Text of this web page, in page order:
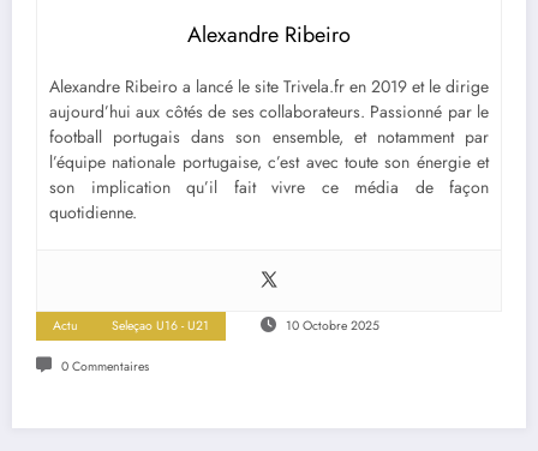
Alexandre Ribeiro
Alexandre Ribeiro a lancé le site Trivela.fr en 2019 et le dirige
aujourd’hui aux côtés de ses collaborateurs. Passionné par le
football portugais dans son ensemble, et notamment par
l’équipe nationale portugaise, c’est avec toute son énergie et
son implication qu’il fait vivre ce média de façon
quotidienne.
Actu Seleçao U16 - U21 10 Octobre 2025
0 Commentaires